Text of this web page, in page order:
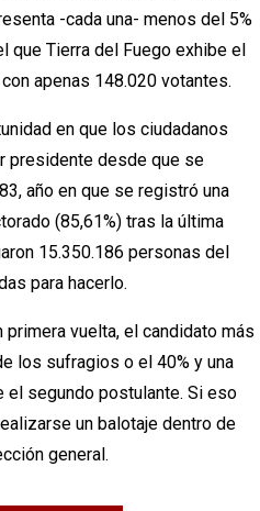
-cada una- menos del 5%
que Tierra del Fuego exhibe el
apenas 148.020 votantes.
en que los ciudadanos
presidente desde que se
año en que se registró una
(85,61%) tras la última
15.350.186 personas del
para hacerlo.
vuelta, el candidato más
los sufragios o el 40% y una
segundo postulante. Si eso
un balotaje dentro de
general.